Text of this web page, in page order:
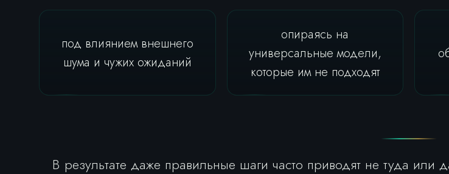
под влиянием внешнего
шума и чужих ожиданий
опираясь на
универсальные модели,
которые им не подходят
В результате даже правильные шаги часто приводят не туда или